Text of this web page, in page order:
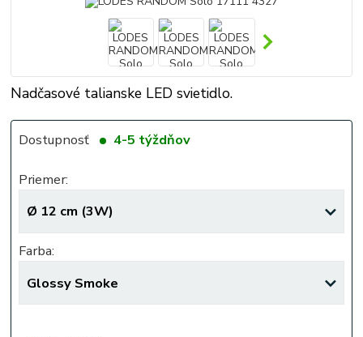
Nadčasové talianske LED svietidlo.
Dostupnosť 4-5 týždňov
Priemer:
Farba: